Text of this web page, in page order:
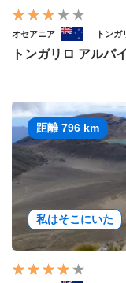
オセアニア トンガ
トンガリロ アルパ
距離 796 km
私はそこにいた